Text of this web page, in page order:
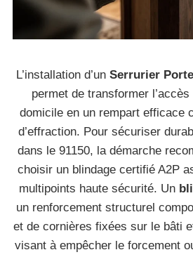
L’installation d’un Serrurier
permet de transformer
domicile en un rempart efficace
d’effraction. Pour sécuriser
dans le 91150, la démarche
choisir un blindage certifié A2P
multipoints haute sécurité. Un
un renforcement structurel
et de cornières fixées sur le bâti
visant à empêcher le forcement